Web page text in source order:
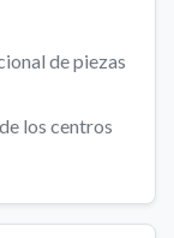
de piezas
los centros